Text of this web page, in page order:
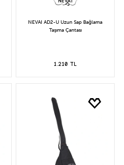
NEVAI AD2-U Uzun Sap Bağlama
Taşıma Çantası
1.210 TL